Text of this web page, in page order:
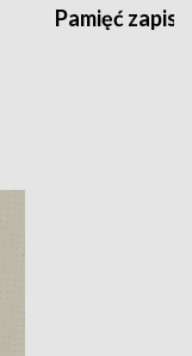
Pamięć